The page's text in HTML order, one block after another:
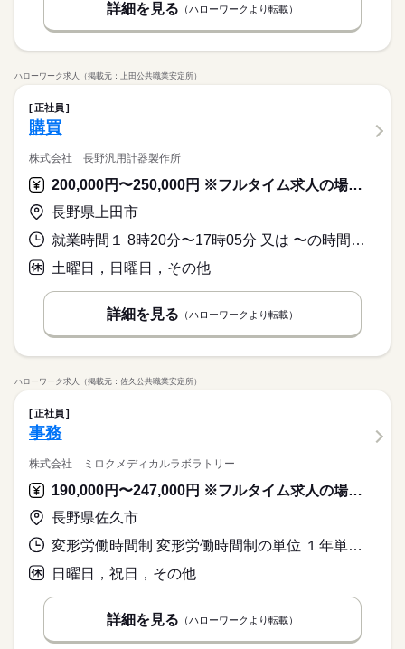
詳細を見る （ハローワークより転載）
ハローワーク求人（掲載元：上田公共職業安定所）
正社員
購買
株式会社 長野汎用計器製作所
200,000円〜250,000円 ※フルタイム求人の場合は月額（換算額）、パート求人の場合は時間額を表示しています。
長野県上田市
就業時間１ 8時20分〜17時05分 又は 〜の時間の間の8時間程度
土曜日，日曜日，その他
詳細を見る （ハローワークより転載）
ハローワーク求人（掲載元：佐久公共職業安定所）
正社員
事務
株式会社 ミロクメディカルラボラトリー
190,000円〜247,000円 ※フルタイム求人の場合は月額（換算額）、パート求人の場合は時間額を表示しています。
長野県佐久市
変形労働時間制 変形労働時間制の単位 １年単位 就業時間１ 8時30分〜17時30分
日曜日，祝日，その他
詳細を見る （ハローワークより転載）